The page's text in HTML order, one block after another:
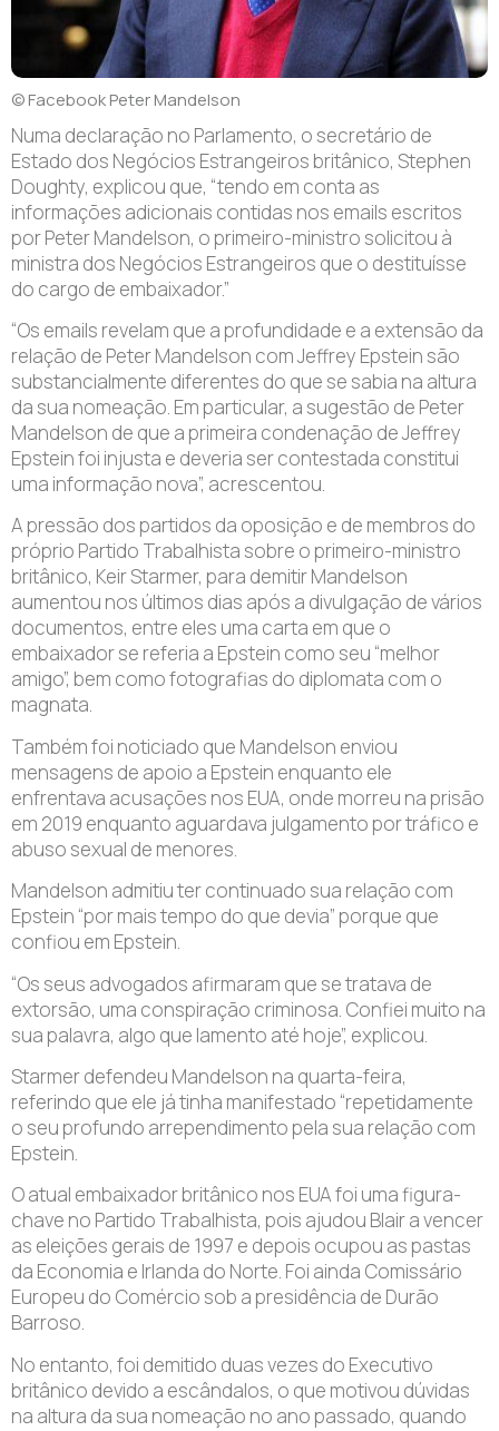
© Facebook Peter Mandelson
Numa declaração no Parlamento, o secretário de
Estado dos Negócios Estrangeiros britânico, Stephen
Doughty, explicou que, “tendo em conta as
informações adicionais contidas nos emails escritos
por Peter Mandelson, o primeiro-ministro solicitou à
ministra dos Negócios Estrangeiros que o destituísse
do cargo de embaixador.”
“Os emails revelam que a profundidade e a extensão da
relação de Peter Mandelson com Jeffrey Epstein são
substancialmente diferentes do que se sabia na altura
da sua nomeação. Em particular, a sugestão de Peter
Mandelson de que a primeira condenação de Jeffrey
Epstein foi injusta e deveria ser contestada constitui
uma informação nova”, acrescentou.
A pressão dos partidos da oposição e de membros do
próprio Partido Trabalhista sobre o primeiro-ministro
britânico, Keir Starmer, para demitir Mandelson
aumentou nos últimos dias após a divulgação de vários
documentos, entre eles uma carta em que o
embaixador se referia a Epstein como seu “melhor
amigo”, bem como fotografias do diplomata com o
magnata.
Também foi noticiado que Mandelson enviou
mensagens de apoio a Epstein enquanto ele
enfrentava acusações nos EUA, onde morreu na prisão
em 2019 enquanto aguardava julgamento por tráfico e
abuso sexual de menores.
Mandelson admitiu ter continuado sua relação com
Epstein “por mais tempo do que devia” porque que
confiou em Epstein.
“Os seus advogados afirmaram que se tratava de
extorsão, uma conspiração criminosa. Confiei muito na
sua palavra, algo que lamento até hoje”, explicou.
Starmer defendeu Mandelson na quarta-feira,
referindo que ele já tinha manifestado “repetidamente
o seu profundo arrependimento pela sua relação com
Epstein.
O atual embaixador britânico nos EUA foi uma figura-
chave no Partido Trabalhista, pois ajudou Blair a vencer
as eleições gerais de 1997 e depois ocupou as pastas
da Economia e Irlanda do Norte. Foi ainda Comissário
Europeu do Comércio sob a presidência de Durão
Barroso.
No entanto, foi demitido duas vezes do Executivo
britânico devido a escândalos, o que motivou dúvidas
na altura da sua nomeação no ano passado, quando